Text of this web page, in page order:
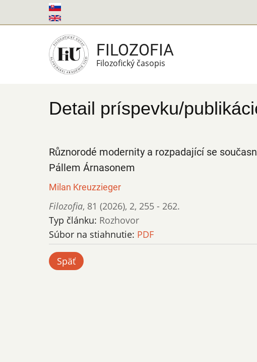
na
FILOZOFIA
Filozofický časopis
Detail príspevku/
Různorodé modernity a rozpadající se
Pállem Árnasonem
Milan Kreuzzieger
Filozofia, 81 (2026), 2, 255 - 262.
Typ článku: Rozhovor
Súbor na stiahnutie: PDF
Späť